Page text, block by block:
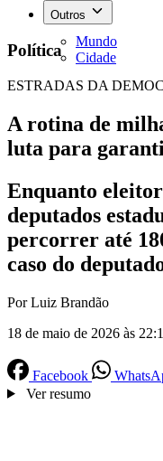
Outros
Mundo
Cidade
Política
ESTRADAS DA
A rotina de
luta para
Enquanto
deputados
percorrer até
caso do
Por Luiz Brandão
18 de maio de 2026 às
Facebook
Ver resumo